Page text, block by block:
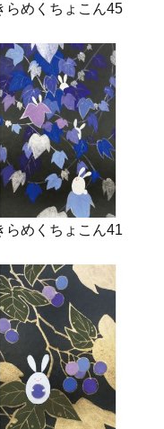
らめくちょこん45
らめくちょこん41